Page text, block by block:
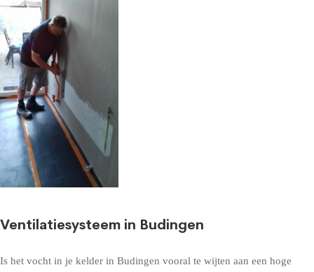
Ventilatiesysteem in Budingen
Is het vocht in je kelder in Budingen vooral te wijten aan een hoge